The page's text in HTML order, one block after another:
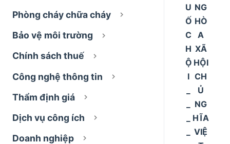
Phòng cháy chữa cháy
Bảo vệ môi trường
Chính sách thuế
Công nghệ thông tin
Thẩm định giá
Dịch vụ công ích
Doanh nghiệp
U
Ố
C
H
Ộ
I
NG
HÒ
A
XÃ
HỘI
CH
Ủ
NG
HĨA
VIỆ